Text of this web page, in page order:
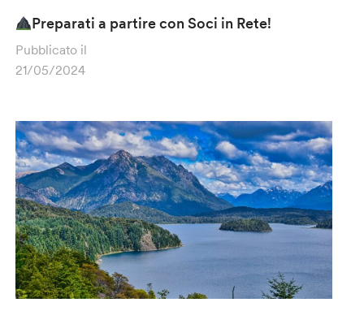
Preparati a partire con Soci in Rete!
Pubblicato il
21/05/2024